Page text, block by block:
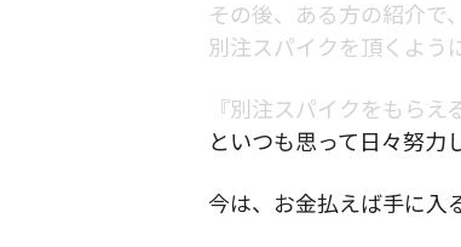
その後、ある方の紹介で
別注スパイクを頂くよう
『別注スパイクをもらえ
といつも思って日々努力
今は、お金払えば手に入